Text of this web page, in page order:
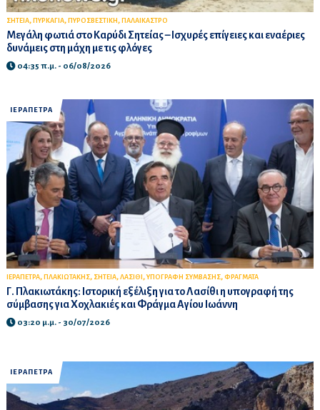
ΣΗΤΕΙΑ, ΠΥΡΚΑΓΙΑ, ΠΥΡΟΣΒΕΣΤΙΚΗ , ΠΑΛΑΙΚΑΣΤΡΟ
Μεγάλη φωτιά στο Καρύδι Σητείας – Ισχυρές επίγειες και εναέριες
δυνάμεις στη μάχη με τις φλόγες
04:35 π.μ. - 06/08/2026
ΙΕΡΑΠΕΤΡΑ
ΙΕΡΑΠΕΤΡΑ, ΠΛΑΚΙΩΤΑΚΗΣ, ΣΗΤΕΙΑ, ΛΑΣΙΘΙ , ΥΠΟΓΡΑΦΗ ΣΥΜΒΑΣΗΣ, ΦΡΑΓΜΑΤΑ
Γ. Πλακιωτάκης: Ιστορική εξέλιξη για το Λασίθι η υπογραφή της
σύμβασης για Χοχλακιές και Φράγμα Αγίου Ιωάννη
03:20 μ.μ. - 30/07/2026
ΙΕΡΑΠΕΤΡΑ